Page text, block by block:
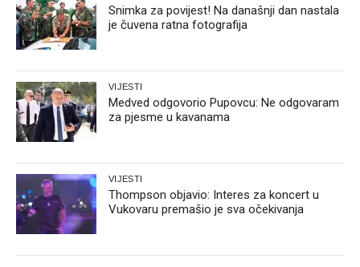
Snimka za povijest! Na današnji dan nastala
je čuvena ratna fotografija
VIJESTI
Medved odgovorio Pupovcu: Ne odgovaram
za pjesme u kavanama
VIJESTI
Thompson objavio: Interes za koncert u
Vukovaru premašio je sva očekivanja